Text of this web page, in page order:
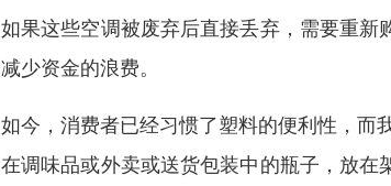
如果这些空调被废弃后直接丢弃，需要重
减少资金的浪费。
如今，消费者已经习惯了塑料的便利性，而
在调味品或外卖或送货包装中的瓶子，放